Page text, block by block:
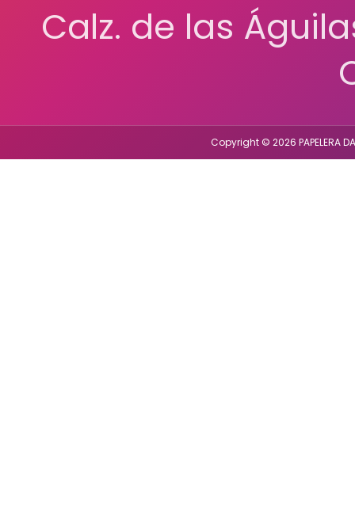
Calz. de las
Copyright © 2026 PAPELERA